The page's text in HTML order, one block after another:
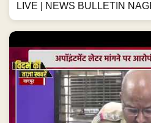
LIVE | NEWS BULLETIN